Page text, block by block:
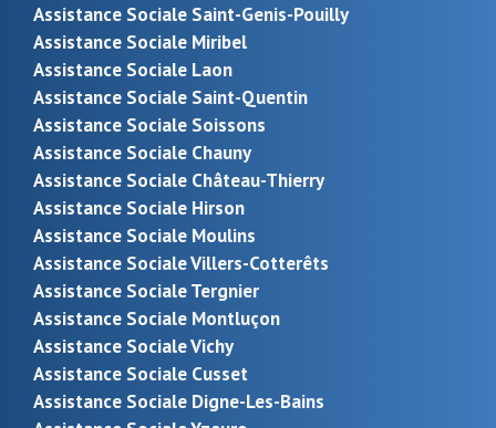
Assistance Sociale Saint-Genis-Pouilly
Assistance Sociale Miribel
Assistance Sociale Laon
Assistance Sociale Saint-Quentin
Assistance Sociale Soissons
Assistance Sociale Chauny
Assistance Sociale Château-Thierry
Assistance Sociale Hirson
Assistance Sociale Moulins
Assistance Sociale Villers-Cotterêts
Assistance Sociale Tergnier
Assistance Sociale Montluçon
Assistance Sociale Vichy
Assistance Sociale Cusset
Assistance Sociale Digne-Les-Bains